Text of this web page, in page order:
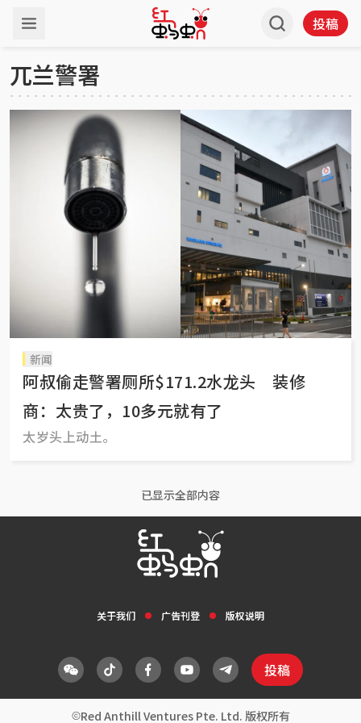
投稿
兀兰警署
新闻
阿叔偷走警署厕所$171.2水龙头 装修
商：太贵了，10多元就有了
太岁头上动土。
已显示全部内容
关于我们 广告刊登 版权说明
投稿
Red Anthill Ventures Pte. Ltd. 版权所有